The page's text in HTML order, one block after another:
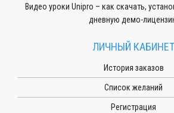
Видео уроки Unipro – как скачать,
дневную демо-
ЛИЧНЫЙ КАБИНЕТ
История заказов
Список желаний
Регистрация